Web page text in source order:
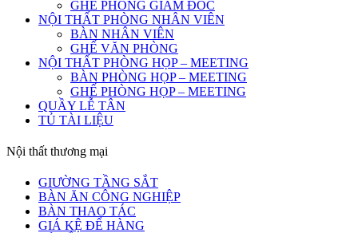
GHẾ PHÒNG GIÁM ĐỐC
NỘI THẤT PHÒNG NHÂN VIÊN
BÀN NHÂN VIÊN
GHẾ VĂN PHÒNG
NỘI THẤT PHÒNG HỌP – MEETING
BÀN PHÒNG HỌP – MEETING
GHẾ PHÒNG HỌP – MEETING
QUẦY LỄ TÂN
TỦ TÀI LIỆU
Nội thất thương mại
GIƯỜNG TẦNG SẮT
BÀN ĂN CÔNG NGHIỆP
BÀN THAO TÁC
GIÁ KỆ ĐỂ HÀNG